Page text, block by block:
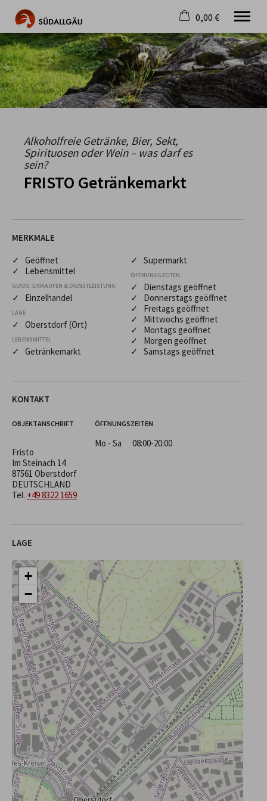
Die schönste Seite im Allgäu
Aktuell
Destination
Gastgeber
Wandern
Mountainbike
Tipps
Jobs
0,00 €
×
Warenkorb ist leer
Alkoholfreie Getränke, Bier, Sekt,
Spirituosen oder Wein – was darf es
sein?
FRISTO Getränkemarkt
MERKMALE
✓ Geöffnet
✓ Lebensmittel
GUIDE: EINKAUFEN & DIENSTLEISTUNG
✓ Einzelhandel
LAGE
✓ Oberstdorf (Ort)
LEBENSMITTEL
✓ Getränkemarkt
✓ Supermarkt
ÖFFNUNGSZEITEN
✓ Dienstags geöffnet
✓ Donnerstags geöffnet
✓ Freitags geöffnet
✓ Mittwochs geöffnet
✓ Montags geöffnet
✓ Morgen geöffnet
✓ Samstags geöffnet
KONTAKT
OBJEKTANSCHRIFT
Fristo
Im Steinach 14
87561 Oberstdorf
DEUTSCHLAND
Tel. +49 8322 1659
ÖFFNUNGSZEITEN
Mo - Sa 08:00-20:00
LAGE
+
−